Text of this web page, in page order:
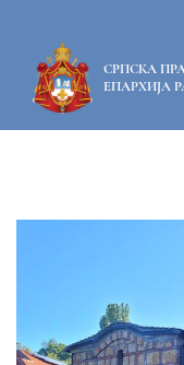
СРПСКА
ЕПАРХИЈА